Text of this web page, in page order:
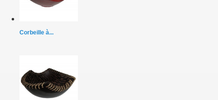
Corbeille à...